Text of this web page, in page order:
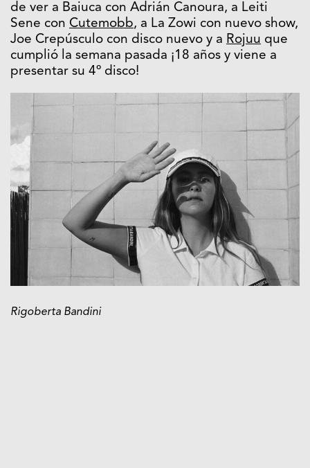
de ver a Baiuca con Adrián Canoura, a Leiti
Sene con Cutemobb, a La Zowi con nuevo show,
Joe Crepúsculo con disco nuevo y a Rojuu que
cumplió la semana pasada ¡18 años y viene a
presentar su 4º disco!
Rigoberta Bandini